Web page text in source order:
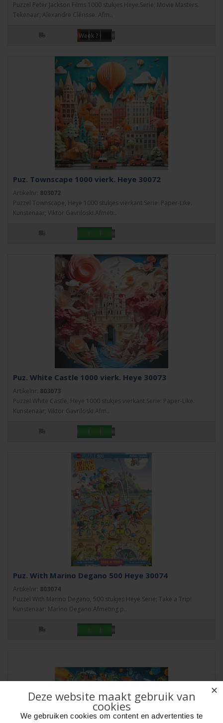
Puzzel Peter Jackson Films 1000 stukjes Heye.Serie; Movie Masters.
Tekenaar; Alexandre Clérisse. Afm..
Week ?
Puz. Townscape 1000 vierk. Heye 30072
Artikelnr: 803072
Puzzel Townscape, Heye 1000 stukjes vierkant.Serie: Paper-Like.
Kunstenaar; Viktor Gavriloski.Afmeti..
Puz. White Castle 1000 vierk. Heye 30073
Artikelnr: 803073
Puzzel White Castle, Heye 1000 stukjes vierkant.Serie: Paper-Like.
Kunstenaar; Viktor Gavriloski.Afm..
Puz. With Marino Degano 500 Heye 30074
Artikelnr: 803074
Puzzel With Marino Degano, 500 stukjes Heye.Serie; Take a Trip!
Kunstenaar: Marino Degano.Afmeting p..
✕
Deze website maakt gebruik van
cookies
We gebruiken cookies om content en advertenties te